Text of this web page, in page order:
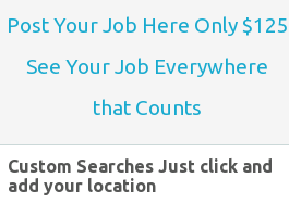
Post Your Job Here Only $125
See Your Job Everywhere
that Counts
Custom Searches Just click and
add your location